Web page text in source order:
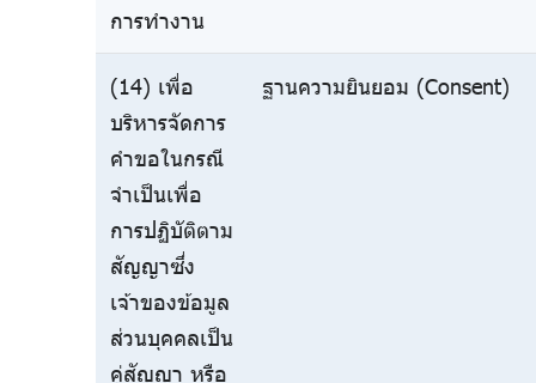
การทำงาน
(14) เพื่อ
บริหารจัดการ
คำขอในกรณี
จำเป็นเพื่อ
การปฏิบัติตาม
สัญญาซึ่ง
เจ้าของข้อมูล
ส่วนบุคคลเป็น
คู่สัญญา หรือ
ฐานความยินยอม (Consent)